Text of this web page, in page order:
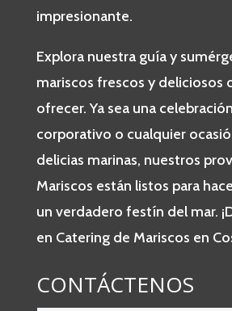
impresionante.
Explora nuestra guía y
mariscos frescos y deliciosos
ofrecer. Ya sea una
corporativo o cualquier
delicias marinas, nuestros
Mariscos están listos para
un verdadero festín del mar.
en Catering de Mariscos en
CONTÁCTENOS